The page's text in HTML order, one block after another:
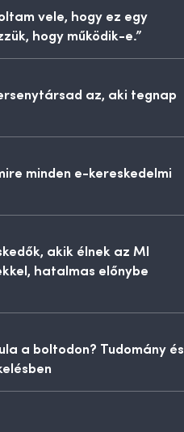
vele, hogy ez egy
hogy működik-e.”
az, aki tegnap
minden e-kereskedelmi
akik élnek az MI
hatalmas előnybe
a boltodon? Tudomány és